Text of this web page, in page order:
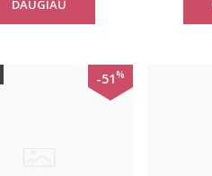
DAUGIAU
-51%